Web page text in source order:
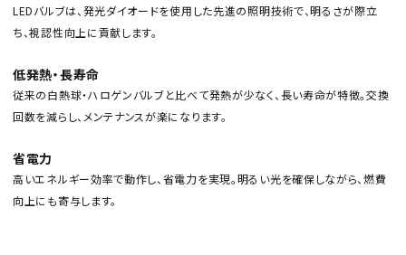
LEDバルブは、発光ダイオードを使用した先進の照明技術で、明るさが際立
ち、視認性向上に貢献します。
低発熱・長寿命
従来の白熱球・ハロゲンバルブと比べて発熱が少なく、長い寿命が特徴。交換
回数を減らし、メンテナンスが楽になります。
省電力
高いエネルギー効率で動作し、省電力を実現。明るい光を確保しながら、燃費
向上にも寄与します。